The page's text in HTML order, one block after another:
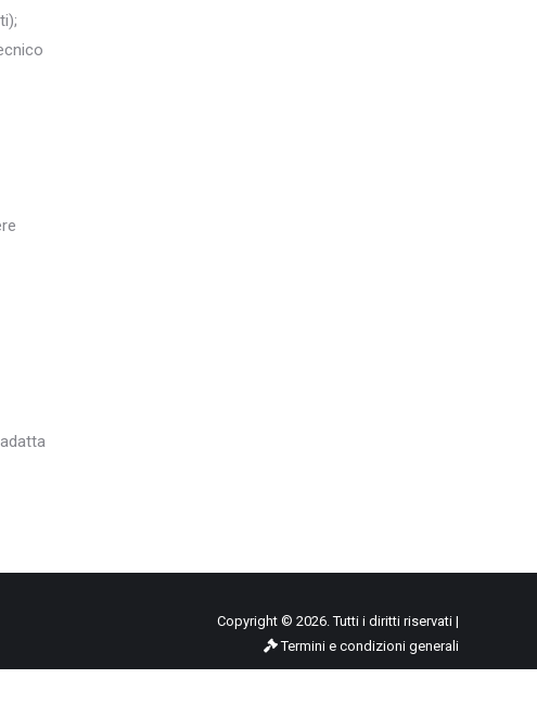
Copyright © 2026. Tutti i diritti riservati |
Termini e condizioni generali